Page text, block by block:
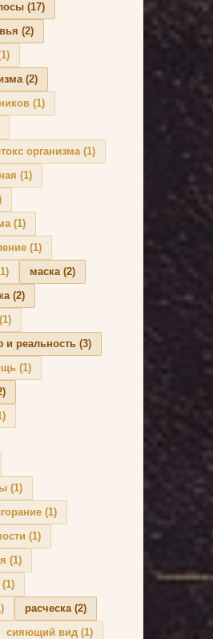
(17)
(2)
(2)
(1)
организма(1)
(1)
(1)
(1)
маска(2)
(2)
(1)
и реальность (3)
(1)
(1)
(1)
(1)
(1)
(1)
расческа(2)
сияющий вид (1)